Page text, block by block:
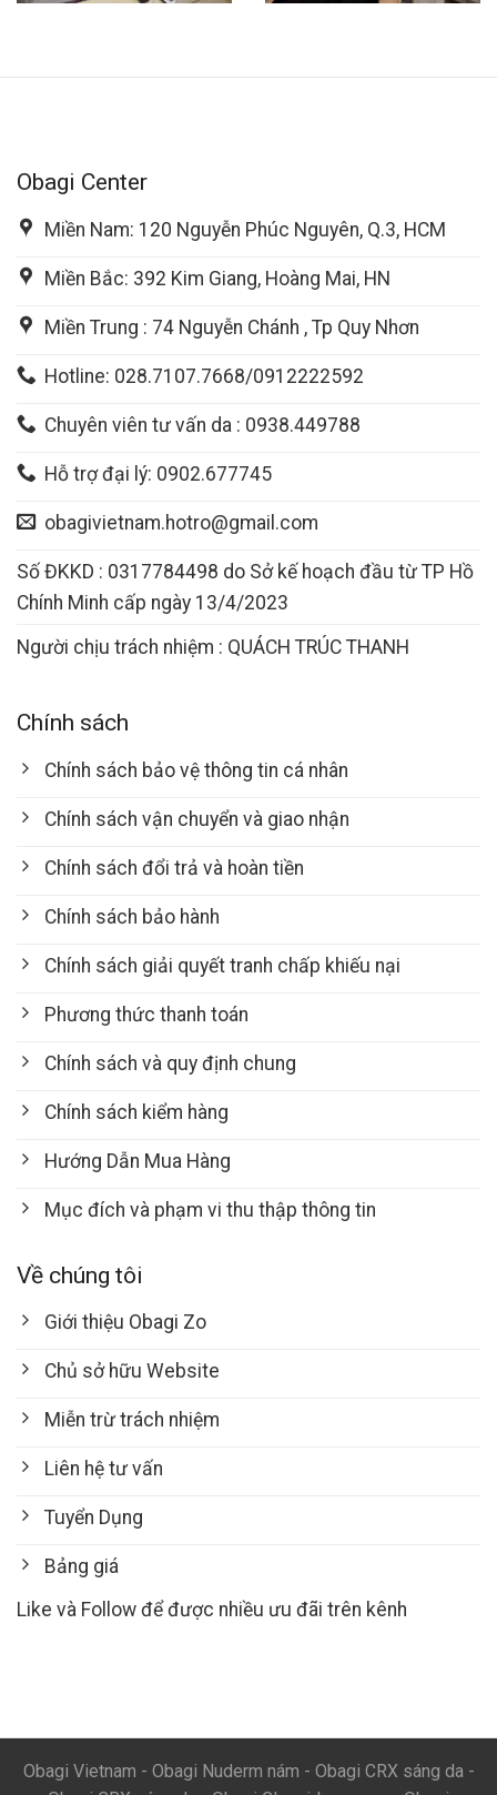
Obagi Center
Miền Nam: 120 Nguyễn Phúc Nguyên, Q.3, HCM
Miền Bắc: 392 Kim Giang, Hoàng Mai, HN
Miền Trung : 74 Nguyễn Chánh , Tp Quy Nhơn
Hotline: 028.7107.7668/0912222592
Chuyên viên tư vấn da : 0938.449788
Hỗ trợ đại lý: 0902.677745
obagivietnam.hotro@gmail.com
Số ĐKKD : 0317784498 do Sở kế hoạch đầu từ TP Hồ
Chính Minh cấp ngày 13/4/2023
Người chịu trách nhiệm : QUÁCH TRÚC THANH
Chính sách
Chính sách bảo vệ thông tin cá nhân
Chính sách vận chuyển và giao nhận
Chính sách đổi trả và hoàn tiền
Chính sách bảo hành
Chính sách giải quyết tranh chấp khiếu nại
Phương thức thanh toán
Chính sách và quy định chung
Chính sách kiểm hàng
Hướng Dẫn Mua Hàng
Mục đích và phạm vi thu thập thông tin
Về chúng tôi
Giới thiệu Obagi Zo
Chủ sở hữu Website
Miễn trừ trách nhiệm
Liên hệ tư vấn
Tuyển Dụng
Bảng giá
Like và Follow để được nhiều ưu đãi trên kênh
Obagi Vietnam - Obagi Nuderm nám - Obagi CRX sáng da-